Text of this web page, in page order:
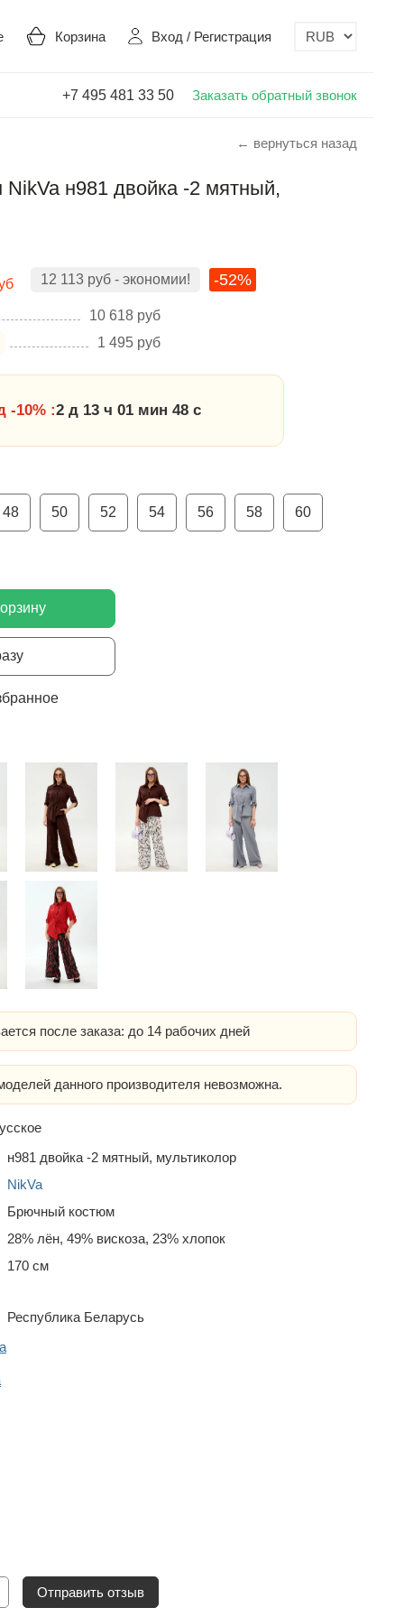
Корзина Вход / Регистрация
+7 495 481 33 50 Заказать обратный звонок
← вернуться назад
н981 двойка -2 мятный,
12 113 руб - экономии! -52%
10 618 руб
1 495 руб
-10% :2 д 13 ч 01 мин 48 с
48 50 52 54 56 58 60
после заказа: до 14 рабочих дней
данного производителя невозможна.
н981 двойка -2 мятный, мультиколор
NikVa
Брючный костюм
28% лён, 49% вискоза, 23% хлопок
170 см
Республика Беларусь
Отправить отзыв